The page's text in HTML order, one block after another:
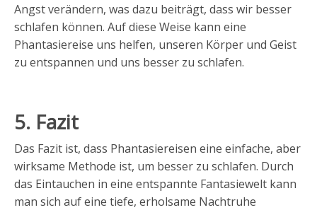
Angst verändern, was dazu beiträgt, dass wir besser
schlafen können. Auf diese Weise kann eine
Phantasiereise uns helfen, unseren Körper und Geist
zu entspannen und uns besser zu schlafen.
5. Fazit
Das Fazit ist, dass Phantasiereisen eine einfache, aber
wirksame Methode ist, um besser zu schlafen. Durch
das Eintauchen in eine entspannte Fantasiewelt kann
man sich auf eine tiefe, erholsame Nachtruhe